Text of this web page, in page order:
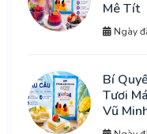
Mê Tít
Ngày
Bí
Tươi
Vũ